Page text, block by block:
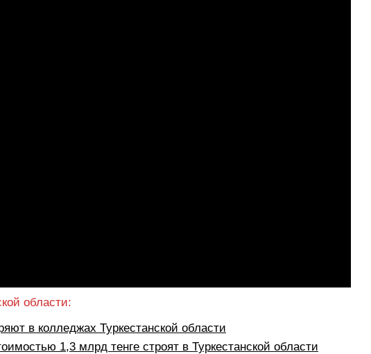
области:
в колледжах Туркестанской области
1,3 млрд тенге строят в Туркестанской области